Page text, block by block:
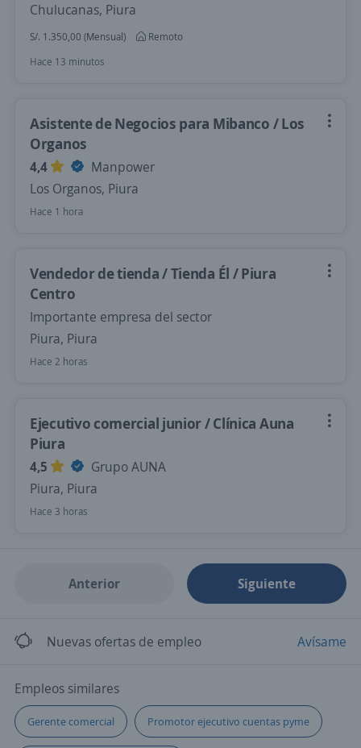
Chulucanas, Piura
S/. 1.350,00 (Mensual)
Remoto
Hace 13 minutos
Asistente de Negocios para Mibanco / Los
Organos
4,4
Manpower
Los Organos, Piura
Hace 1 hora
Vendedor de tienda / Tienda Él / Piura
Centro
Importante empresa del sector
Piura, Piura
Hace 2 horas
Ejecutivo comercial junior / Clínica Auna
Piura
4,5
Grupo AUNA
Piura, Piura
Hace 3 horas
Anterior Siguiente
Nuevas ofertas de empleo Avísame
Empleos similares
Gerente comercial Promotor ejecutivo cuentas pyme